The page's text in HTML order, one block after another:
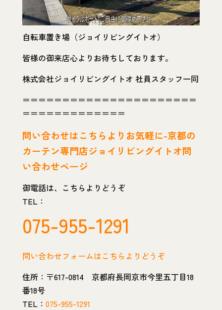
自転車置き場（ジョイリビングイトオ）
皆様の御来店心よりお待ちしております。
株式会社ジョイリビングイトオ 社員スタッフ一同
＝＝＝＝＝＝＝＝＝＝＝＝＝＝＝＝＝＝＝＝＝＝
＝＝＝＝＝＝＝＝＝＝＝＝＝
問い合わせはこちらよりお気軽に-京都の
カーテン専門店ジョイリビングイトオ問
い合わせページ
御電話は、こちらよりどうぞ
TEL：
075-955-1291
問い合わせフォームはこちらよりどうぞ
住所：〒617-0814 京都府長岡京市今里五丁目18
番18号
TEL： 075-955-1291